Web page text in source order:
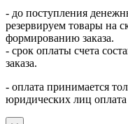
- до поступления
резервируем товары на
формированию заказа.
- срок оплаты счета
заказа.
- оплата принимается
юридических лиц